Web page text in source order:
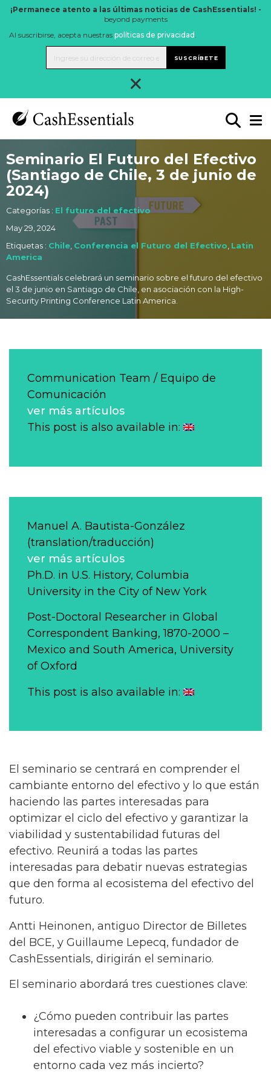
¡Permanece atento a las últimas noticias de CashEssentials! -
beyond payments
Al suscribirse, acepta nuestras políticas de privacidad .
SUSCRÍBETE
×
Seminario El Futuro del Efectivo
(Santiago de Chile, 3 de junio de
2024)
Categorías : El futuro del efectivo
May 29, 2024
Etiquetas : Chile Conferencia el Futuro del Efectivo Latin
America
CashEssentials celebrará un seminario sobre el futuro del efectivo
el 3 de junio en Santiago de Chile, en asociación con la High-
Security Printing Conference Latin America.
Communication Team / Equipo de
Comunicación
ver más artículos
This post is also available in:
Manuel A. Bautista-González
(translation/traducción)
ver más artículos
Ph.D. in U.S. History, Columbia
University in the City of New York
Post-Doctoral Researcher in Global
Correspondent Banking, 1870-2000 –
Mexico and South America, University
of Oxford
This post is also available in:
El seminario se centrará en comprender el
cambiante entorno del efectivo y lo que están
haciendo las partes interesadas para
optimizar el ciclo del efectivo y garantizar la
viabilidad y sustentabilidad futuras del
efectivo. Reunirá a todas las partes
interesadas para debatir nuevas estrategias
que den forma al ecosistema del efectivo del
futuro.
Antti Heinonen, antiguo Director de Billetes
del BCE, y Guillaume Lepecq, fundador de
CashEssentials, dirigirán el seminario.
El seminario abordará tres cuestiones clave:
¿Cómo pueden contribuir las partes
interesadas a configurar un ecosistema
del efectivo viable y sostenible en un
entorno cada vez más incierto?